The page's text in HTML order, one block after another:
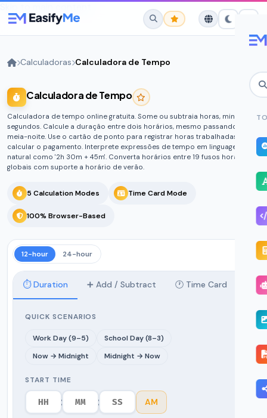
No favorites yet.
Star any tool to save it here for quick
access.
Calculadoras Calculadora de Tempo
Calculadora de Tempo
Calculadora de tempo online gratuita. Some ou subtraia horas, minutos e
segundos. Calcule a duração entre dois horários, mesmo passando da
meia-noite. Use o cartão de ponto para registrar horas trabalhadas e
calcular o pagamento. Interprete expressões de tempo em linguagem
natural como '2h 30m + 45m'. Converta horários entre 19 fusos horários
globais com suporte a horário de verão.
5 Calculation Modes Time Card Mode
100% Browser-Based
12-hour 24-hour
⏱️ Duration ➕ Add / Subtract 🕐 Time Card ✏️
QUICK SCENARIOS
Work Day (9–5)
School Day (8–3)
Now → Midnight
Midnight → Now
START TIME
: : AM